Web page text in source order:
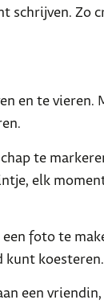
schrijven. Zo
en te vieren.
te
elk
foto te
kunt koesteren.
een